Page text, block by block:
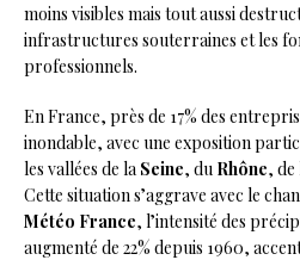
moins visibles mais tout aussi
infrastructures souterraines et les
professionnels.
En France, près de 17% des
inondable, avec une exposition
les vallées de la Seine, du Rhône, de
Cette situation s’aggrave avec le
Météo France, l’intensité des
augmenté de 22% depuis 1960,